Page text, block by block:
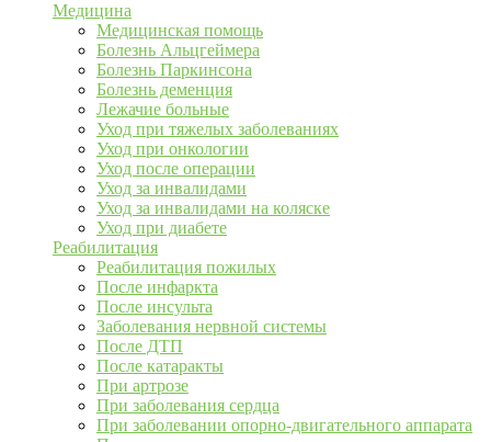
Медицина
Медицинская помощь
Болезнь Альцгеймера
Болезнь Паркинсона
Болезнь деменция
Лежачие больные
Уход при тяжелых заболеваниях
Уход при онкологии
Уход после операции
Уход за инвалидами
Уход за инвалидами на коляске
Уход при диабете
Реабилитация
Реабилитация пожилых
После инфаркта
После инсульта
Заболевания нервной системы
После ДТП
После катаракты
При артрозе
При заболевания сердца
При заболевании опорно-двигательного аппарата